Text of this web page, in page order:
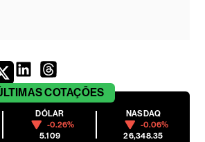
COTAÇÕES
DÓLAR
-0.26%
5.109
NASDAQ
-0.06%
26,348.35